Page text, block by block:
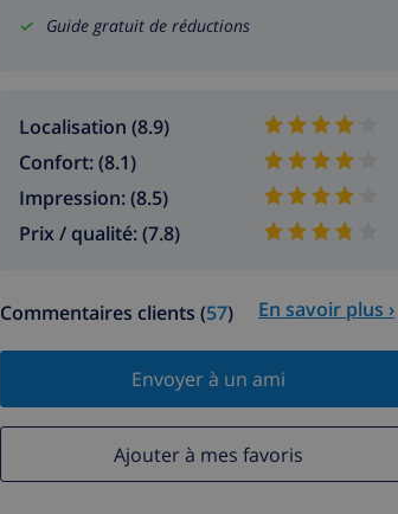
Guide gratuit de réductions
Localisation (8.9)
Confort: (8.1)
Impression: (8.5)
Prix / qualité: (7.8)
Commentaires clients (57) En savoir plus ›
Envoyer à un ami
Ajouter à mes favoris